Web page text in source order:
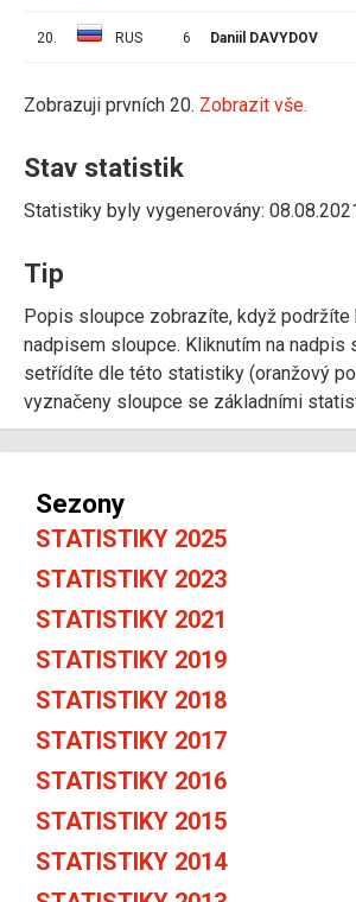
20. RUS 6 Daniil DAVYDOV
Zobrazuji prvních 20. Zobrazit vše.
Stav statistik
Statistiky byly vygenerovány:
Tip
Popis sloupce zobrazíte, když podržíte
nadpisem sloupce. Kliknutím na nadpis
setřídíte dle této statistiky (oranžový
vyznačeny sloupce se základními
Sezony
STATISTIKY 2025
STATISTIKY 2023
STATISTIKY 2021
STATISTIKY 2019
STATISTIKY 2018
STATISTIKY 2017
STATISTIKY 2016
STATISTIKY 2015
STATISTIKY 2014